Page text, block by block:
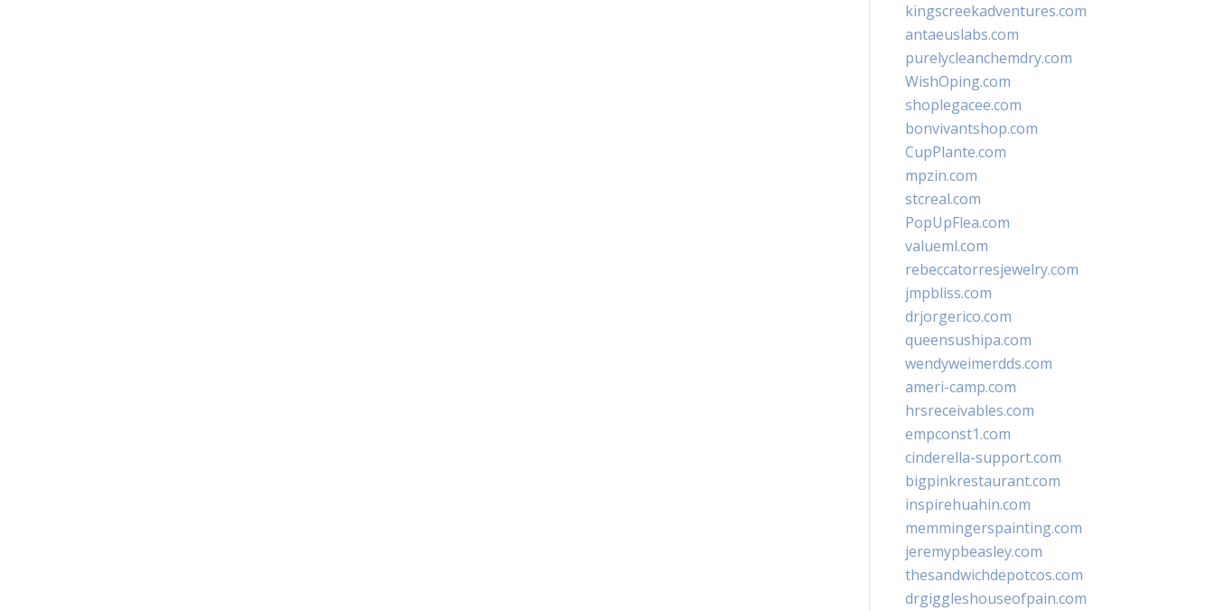
kingscreekadventures.com
antaeuslabs.com
purelycleanchemdry.com
WishOping.com
shoplegacee.com
bonvivantshop.com
CupPlante.com
mpzin.com
stcreal.com
PopUpFlea.com
valueml.com
rebeccatorresjewelry.com
jmpbliss.com
drjorgerico.com
queensushipa.com
wendyweimerdds.com
ameri-camp.com
hrsreceivables.com
empconst1.com
cinderella-support.com
bigpinkrestaurant.com
inspirehuahin.com
memmingerspainting.com
jeremypbeasley.com
thesandwichdepotcos.com
drgiggleshouseofpain.com